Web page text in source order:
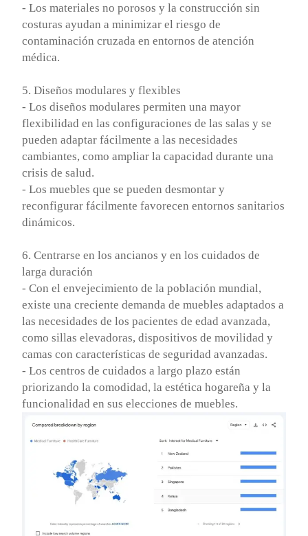
- Los materiales no porosos y la construcción sin
costuras ayudan a minimizar el riesgo de
contaminación cruzada en entornos de atención
médica.
5. Diseños modulares y flexibles
- Los diseños modulares permiten una mayor
flexibilidad en las configuraciones de las salas y se
pueden adaptar fácilmente a las necesidades
cambiantes, como ampliar la capacidad durante una
crisis de salud.
- Los muebles que se pueden desmontar y
reconfigurar fácilmente favorecen entornos sanitarios
dinámicos.
6. Centrarse en los ancianos y en los cuidados de
larga duración
- Con el envejecimiento de la población mundial,
existe una creciente demanda de muebles adaptados a
las necesidades de los pacientes de edad avanzada,
como sillas elevadoras, dispositivos de movilidad y
camas con características de seguridad avanzadas.
- Los centros de cuidados a largo plazo están
priorizando la comodidad, la estética hogareña y la
funcionalidad en sus elecciones de muebles.